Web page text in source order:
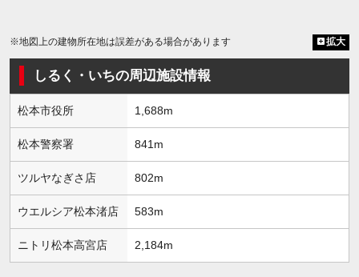
※地図上の建物所在地は誤差がある場合があります 拡大
しるく・いちの周辺施設情報
松本市役所 1,688m
松本警察署 841m
ツルヤなぎさ店 802m
ウエルシア松本渚店 583m
ニトリ松本高宮店 2,184m